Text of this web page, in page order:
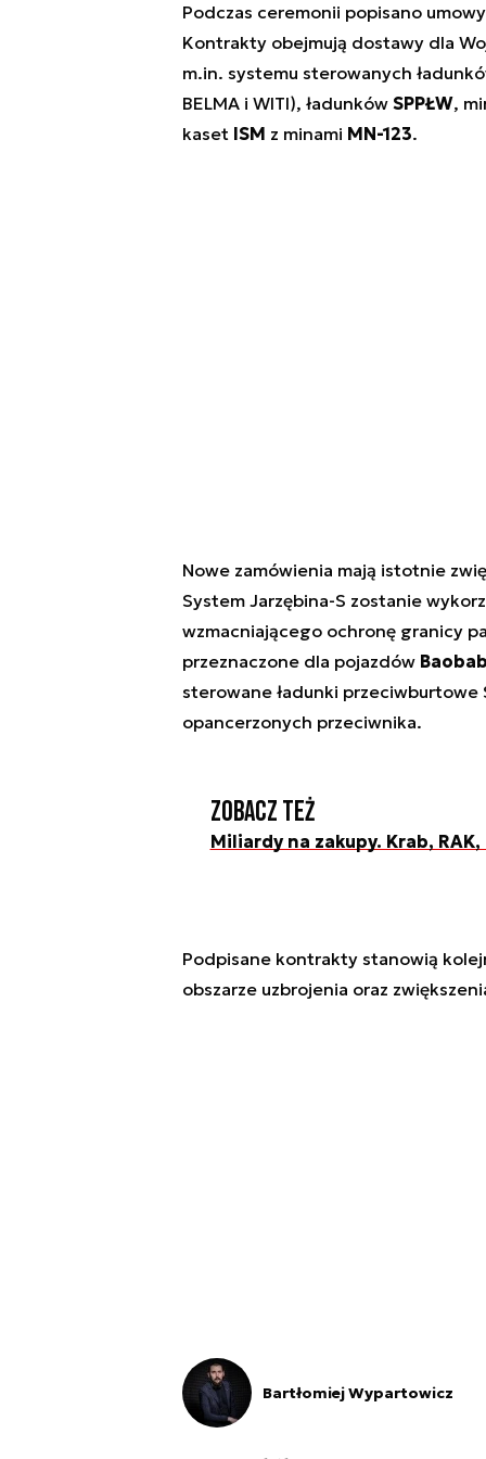
Podczas ceremonii popisano
Kontrakty obejmują dostawy dla
m.in. systemu sterowanych
BELMA i WITI), ładunków SPPŁW,
kaset ISM z minami MN-123.
Nowe zamówienia mają istotnie
System Jarzębina-S zostanie
wzmacniającego ochronę granicy
przeznaczone dla pojazdów
sterowane ładunki przeciwburtowe
opancerzonych przeciwnika.
Zobacz też
Miliardy na zakupy. Krab,
Podpisane kontrakty stanowią
obszarze uzbrojenia oraz
Bartłomiej Wypartowicz